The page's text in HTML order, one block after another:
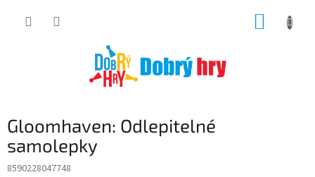
Gloomhaven: Odlepitelné
samolepky
8590228047748